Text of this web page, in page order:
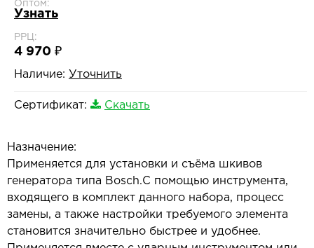
Оптом:
Узнать
РРЦ:
4 970 ₽
Наличие: Уточнить
Сертификат: Скачать
Назначение:
Применяется для установки и съёма шкивов
генератора типа Bosch.С помощью инструмента,
входящего в комплект данного набора, процесс
замены, а также настройки требуемого элемента
становится значительно быстрее и удобнее.